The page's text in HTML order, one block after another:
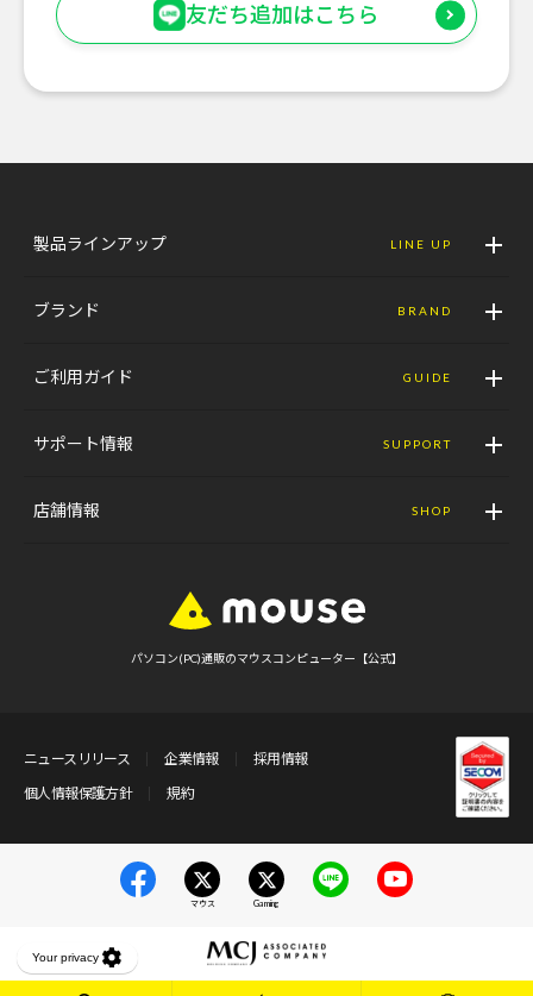
友だち追加はこちら
製品ラインアップ LINE UP
ブランド BRAND
ご利用ガイド GUIDE
サポート情報 SUPPORT
店舗情報 SHOP
パソコン(PC)通販のマウスコンピューター【公式】
ニュースリリース 企業情報
採用情報
個人情報保護方針
規約
マウス Gaming